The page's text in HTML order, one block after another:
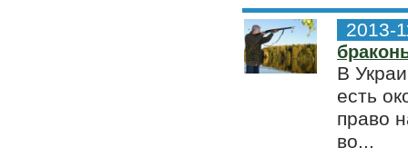
2013-
В
есть
право
во...